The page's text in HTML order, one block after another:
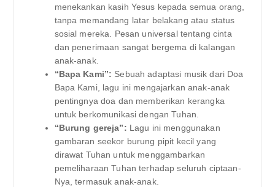
menekankan kasih Yesus kepada semua orang,
tanpa memandang latar belakang atau status
sosial mereka. Pesan universal tentang cinta
dan penerimaan sangat bergema di kalangan
anak-anak.
“Bapa Kami”: Sebuah adaptasi musik dari Doa
Bapa Kami, lagu ini mengajarkan anak-anak
pentingnya doa dan memberikan kerangka
untuk berkomunikasi dengan Tuhan.
“Burung gereja”: Lagu ini menggunakan
gambaran seekor burung pipit kecil yang
dirawat Tuhan untuk menggambarkan
pemeliharaan Tuhan terhadap seluruh ciptaan-
Nya, termasuk anak-anak.